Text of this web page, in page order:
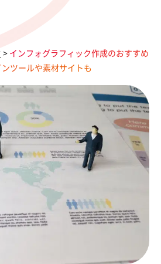
> インフォグラフィック作成のおすすめ
ツールや素材サイトも